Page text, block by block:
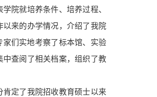
院就培养条件、培养过程、
来的办学情况，介绍了我院
们实地考察了标本馆、实验
查阅了相关档案，组织了教
定了我院招收教育硕士以来